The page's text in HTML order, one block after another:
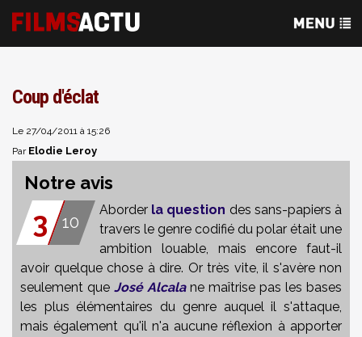
Coup d'éclat
Le 27/04/2011 à 15:26
Par Elodie Leroy
Notre avis
3 10
Aborder la question des sans-papiers à
travers le genre codifié du polar était une
ambition louable, mais encore faut-il
avoir quelque chose à dire. Or très vite, il s'avère non
seulement que José Alcalane maîtrise pas les bases
les plus élémentaires du genre auquel il s'attaque,
mais également qu'il n'a aucune réflexion à apporter